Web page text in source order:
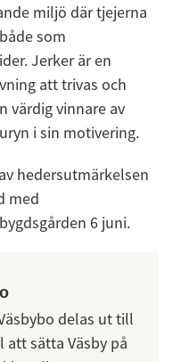
miljö där tjejerna
som
Jerker är en
att trivas och
värdig vinnare av
i sin motivering.
hedersutmärkelsen
med
6 juni.
delas ut till
sätta Väsby på